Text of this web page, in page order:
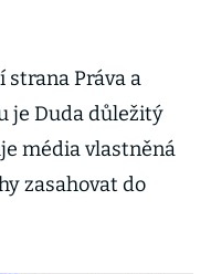
Práva a
je Duda důležitý
média vlastněná
zasahovat do